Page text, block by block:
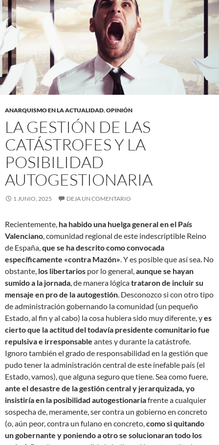
ANARQUISMO EN LA ACTUALIDAD,OPINIÓN
LA GESTIÓN DE LAS
CATÁSTROFES Y LA
POSIBILIDAD
AUTOGESTIONARIA
1 JUNIO, 2025 DEJA UN COMENTARIO
Recientemente, ha habido una huelga general en el País
Valenciano , comunidad regional de este indescriptible Reino
de España, que se ha descrito como convocada
específicamente «contra Mazón» . Y es posible que así sea. No
obstante, los libertarios por lo general, aunque se hayan
sumido a la jornada , de manera lógicatrataron de incluir su
mensaje en pro de la autogestión . Desconozco si con otro tipo
de administración gobernando la comunidad (un pequeño
Estado, al fin y al cabo) la cosa hubiera sido muy diferente, yes
cierto que la actitud del todavía presidente comunitario fue
repulsiva e irresponsable antes y durante la catástrofe.
Ignoro también el grado de responsabilidad en la gestión que
pudo tener la administración central de este inefable país (el
Estado, vamos), que alguna seguro que tiene. Sea como fuere,
ante el desastre de la gestión central y jerarquizada, yo
insistiría en la posibilidad autogestionariafrente a cualquier
sospecha de, meramente, ser contra un gobierno en concreto
(o, aún peor, contra un fulano en concreto, como si quitando
un gobernante y poniendo a otro se solucionaran todo los